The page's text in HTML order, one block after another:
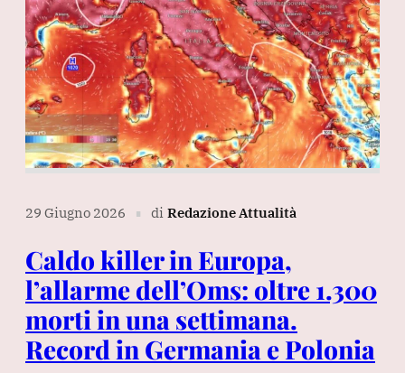
29 Giugno 2026 ∎ di Redazione Attualità
Caldo killer in Europa,
l’allarme dell’Oms: oltre 1.300
morti in una settimana.
Record in Germania e Polonia